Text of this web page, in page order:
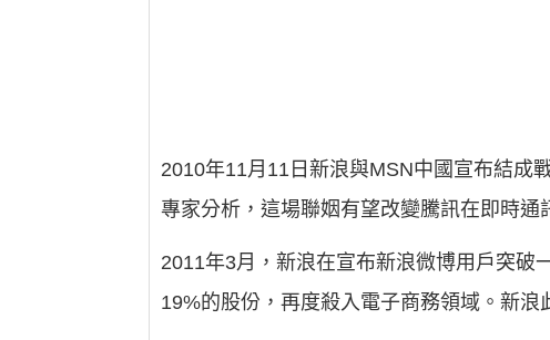
2010年11月11日新浪與MSN中國宣布結成
專家分析，這場聯姻有望改變騰訊在即時通
2011年3月，新浪在宣布新浪微博用戶突破
19%的股份，再度殺入電子商務領域。新